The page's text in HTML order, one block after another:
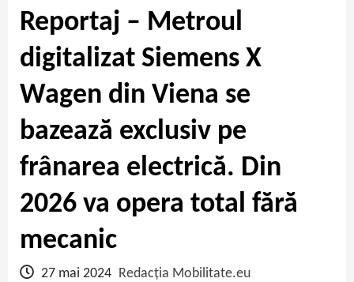
Reportaj – Metroul
digitalizat Siemens X
Wagen din Viena se
bazează exclusiv pe
frânarea electrică. Din
2026 va opera total fără
mecanic
27 mai 2024 Redacția Mobilitate.eu